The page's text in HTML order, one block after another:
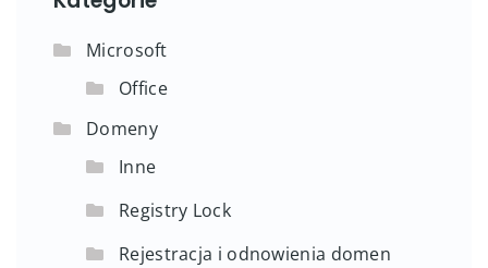
Microsoft
Office
Domeny
Inne
Registry Lock
Rejestracja i odnowienia domen